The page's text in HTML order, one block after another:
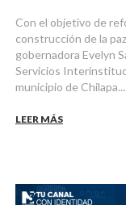
Con el objetivo de
construcción de la
gobernadora Evelyn
Servicios
municipio de Chilapa....
LEER MÁS